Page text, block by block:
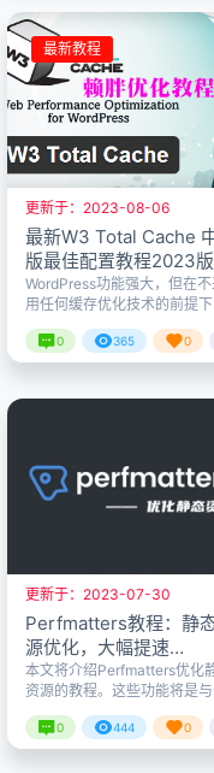
更新于：2023-08-06
最新教程
最新W3 Total Cache
版最佳配置教程2023版
WordPress功能强大，但在
用任何缓存优化技术的前提下
速度会有些缓慢，特别是访问
大且数据较多的网站。W3
Cache 插件可以说是
通过W3 Total Cache 配置最
能。 安装W3 Total Cache
站长帮下载最新的 W3 Tot…
0 365 0
赖胖子
更新于：2023-07-30
Perfmatters教程：静
源优化，大幅提速
WordPress
本文将介绍Perfmatters优化
资源的教程。这些功能将是
化WordPress本身不同，需要
据使用的主题与其它插件的
情况而定，相对来说适合有
0 444 0
赖胖子